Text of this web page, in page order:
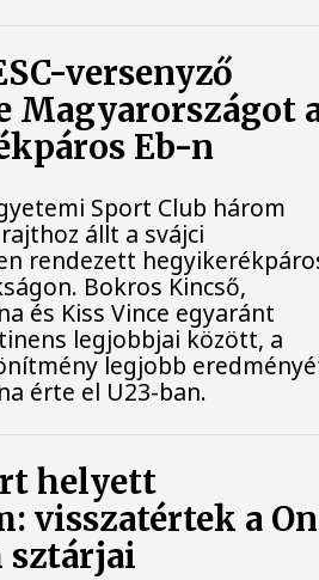
versenyző
Magyarországot
Eb-n
Sport Club három
állt a svájci
rendezett
Bokros Kincső,
és Kiss Vince egyaránt
legjobbjai között, a
legjobb
érte el U23-ban.
helyett
visszatértek a
sztárjai